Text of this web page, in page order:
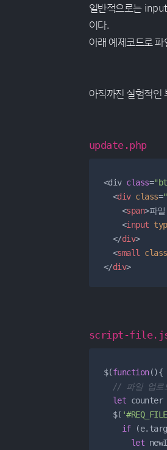
일반적으로는
이다.
아래 예제코드로
아직까진 실험적인
update.php
<div class=
<div class=
<span>파
<input
</div>
<small class
</div>
script-
$(function(){
// 파일 업로
let counter
  $(
if (e.
let